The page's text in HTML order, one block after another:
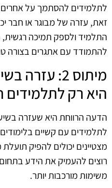
לתלמידים להסתמך על
זאת, עזרה של מבוגר או חבר
התלמיד ולספק תמיכה
להתמודד עם אתגרים בצורה
היא רק לתלמידים
לתלמידים עם קשיים
מצטיינים יכולים להפיק
רוצים להעמיק את הידע
משימות מורכבות יותר.